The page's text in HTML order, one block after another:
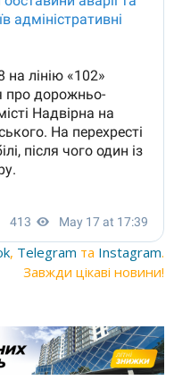
, Telegram та Instagram.
Завжди цікаві новини!